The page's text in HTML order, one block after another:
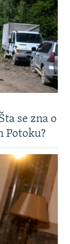
se zna o
Potoku?